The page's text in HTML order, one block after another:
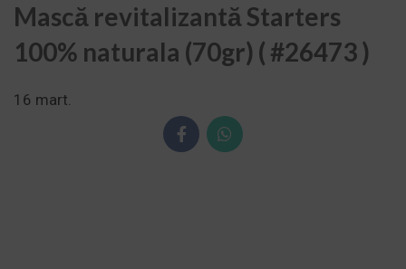
Mască revitalizantă Starters
100% naturala (70gr) ( #26473 )
16 mart.